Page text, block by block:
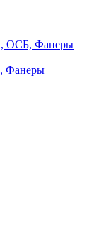
ОСБ, Фанеры
Фанеры